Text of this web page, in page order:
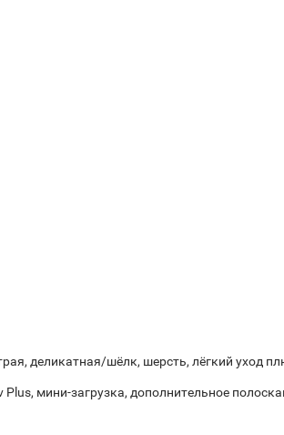
деликатная/шёлк, шерсть, лёгкий уход
мини-загрузка, дополнительное